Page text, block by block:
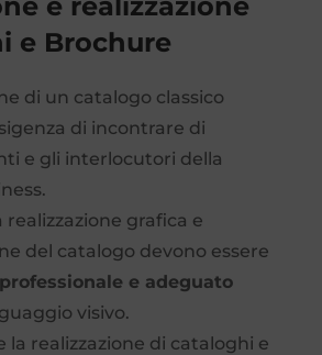
e Brochure
di un catalogo classico
di incontrare di
e gli interlocutori della
realizzazione grafica e
del catalogo devono essere
professionale e adeguato
visivo.
la realizzazione di cataloghi e